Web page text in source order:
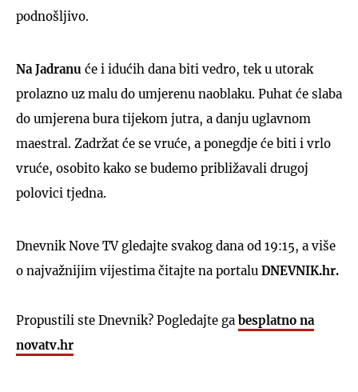
podnošljivo.
Na Jadranu će i idućih dana biti vedro, tek u utorak
prolazno uz malu do umjerenu naoblaku. Puhat će slaba
do umjerena bura tijekom jutra, a danju uglavnom
maestral. Zadržat će se vruće, a ponegdje će biti i vrlo
vruće, osobito kako se budemo približavali drugoj
polovici tjedna.
Dnevnik Nove TV gledajte svakog dana od 19:15, a više
o najvažnijim vijestima čitajte na portalu DNEVNIK.hr.
Propustili ste Dnevnik? Pogledajte ga besplatno na
novatv.hr